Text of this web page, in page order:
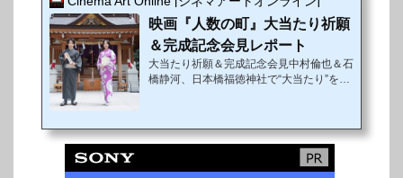
映画『人数の町』大当たり祈願
＆完成記念会見レポート
大当たり祈願＆完成記念会見中村倫也＆石
橋静河、日本橋福徳神社で“大当たり”を祈
下グループ新人監督賞で241本の中から準
グランプリに選ばれた作品『人数の町』が
9月4日（金）より新宿武蔵野館ほか全国